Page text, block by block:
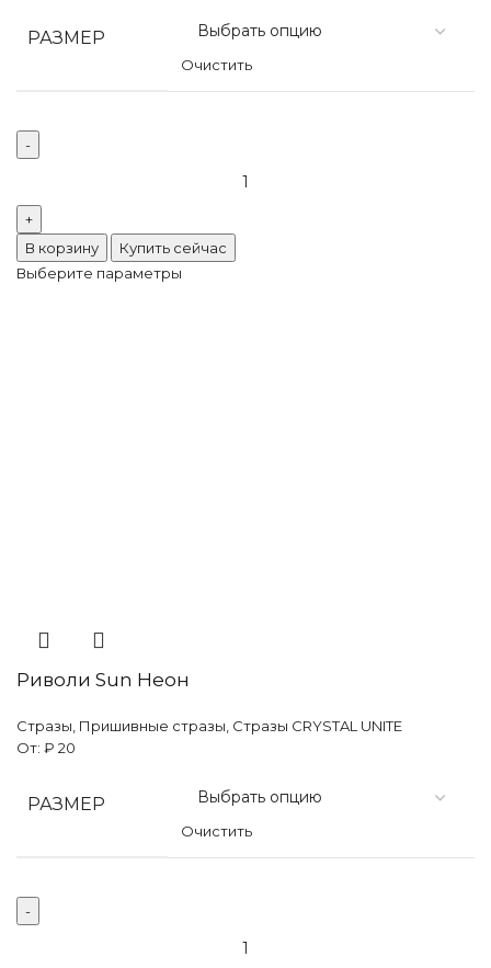
РАЗМЕР
Очистить
В корзину
Купить сейчас
Выберите параметры
Риволи Sun Неон
Стразы Пришивные стразы Стразы CRYSTAL UNITE
От: ₽ 20
РАЗМЕР
Очистить